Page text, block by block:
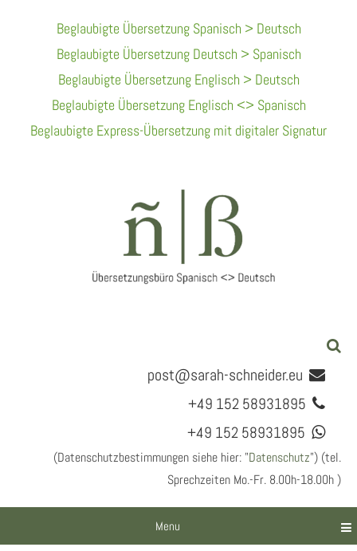
Beglaubigte Übersetzung Spanisch > Deutsch
Beglaubigte Übersetzung Deutsch > Spanisch
Beglaubigte Übersetzung Englisch > Deutsch
Beglaubigte Übersetzung Englisch <> Spanisch
Beglaubigte Express-Übersetzung mit digitaler Signatur
post@sarah-schneider.eu
+49 152 58931895
+49 152 58931895
(Datenschutzbestimmungen siehe hier: "Datenschutz") (tel.
Sprechzeiten Mo.-Fr. 8.00h-18.00h )
Menu